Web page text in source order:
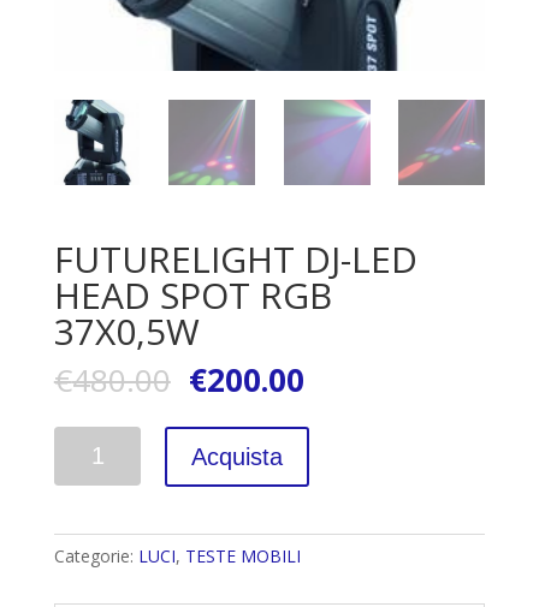
FUTURELIGHT DJ-LED
HEAD SPOT RGB
37X0,5W
€480.00 €200.00
Acquista
Categorie: LUCI, TESTE MOBILI